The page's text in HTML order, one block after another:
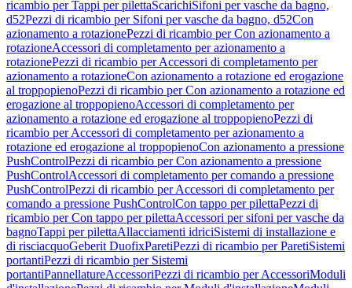
ricambio per Tappi per pilettaScarichiSifoni per vasche da bagno,
d52Pezzi di ricambio per Sifoni per vasche da bagno, d52Con
azionamento a rotazionePezzi di ricambio per Con azionamento a
rotazioneAccessori di completamento per azionamento a
rotazionePezzi di ricambio per Accessori di completamento per
azionamento a rotazioneCon azionamento a rotazione ed erogazione
al troppopienoPezzi di ricambio per Con azionamento a rotazione ed
erogazione al troppopienoAccessori di completamento per
azionamento a rotazione ed erogazione al troppopienoPezzi di
ricambio per Accessori di completamento per azionamento a
rotazione ed erogazione al troppopienoCon azionamento a pressione
PushControlPezzi di ricambio per Con azionamento a pressione
PushControlAccessori di completamento per comando a pressione
PushControlPezzi di ricambio per Accessori di completamento per
comando a pressione PushControlCon tappo per pilettaPezzi di
ricambio per Con tappo per pilettaAccessori per sifoni per vasche da
bagnoTappi per pilettaAllacciamenti idriciSistemi di installazione e
di risciacquoGeberit DuofixParetiPezzi di ricambio per ParetiSistemi
portantiPezzi di ricambio per Sistemi
portantiPannellatureAccessoriPezzi di ricambio per AccessoriModuli